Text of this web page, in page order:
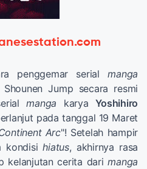
penggemar serialmanga
Jump secara resmi
manga karyaYoshihiro
pada tanggal 19 Maret
Arc"! Setelah hampir
kondisihiatus, akhirnya rasa
kelanjutan cerita darimanga